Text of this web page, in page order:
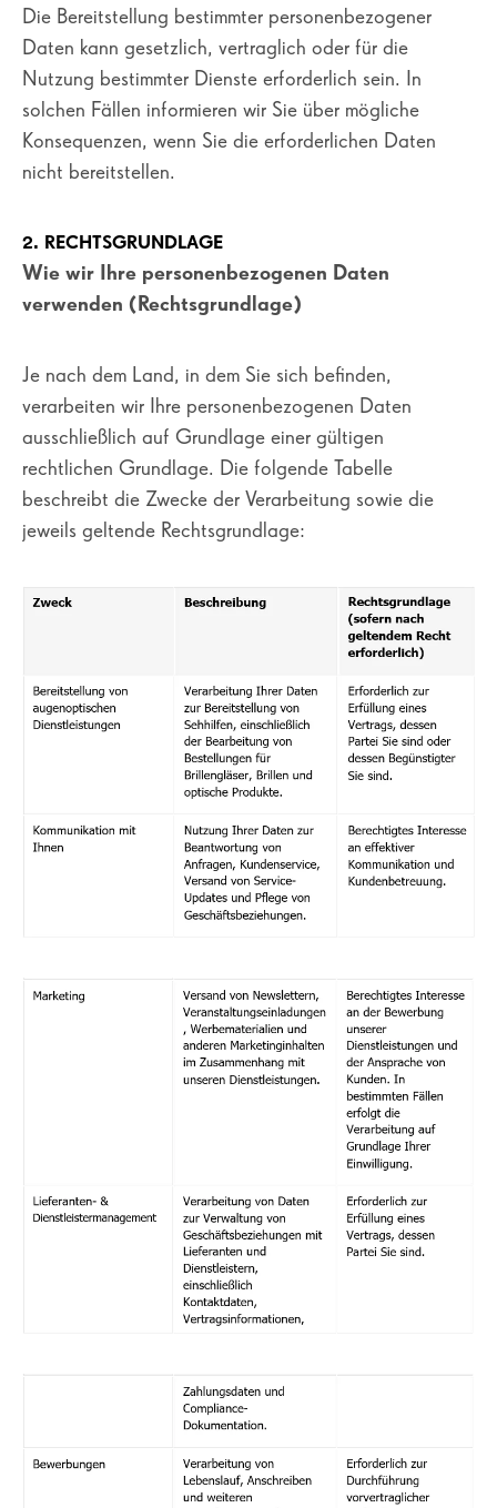
Die Bereitstellung bestimmter personenbezogener
Daten kann gesetzlich, vertraglich oder für die
Nutzung bestimmter Dienste erforderlich sein. In
solchen Fällen informieren wir Sie über mögliche
Konsequenzen, wenn Sie die erforderlichen Daten
nicht bereitstellen.
2. RECHTSGRUNDLAGE
Wie wir Ihre personenbezogenen Daten
verwenden (Rechtsgrundlage)
Je nach dem Land, in dem Sie sich befinden,
verarbeiten wir Ihre personenbezogenen Daten
ausschließlich auf Grundlage einer gültigen
rechtlichen Grundlage. Die folgende Tabelle
beschreibt die Zwecke der Verarbeitung sowie die
jeweils geltende Rechtsgrundlage: